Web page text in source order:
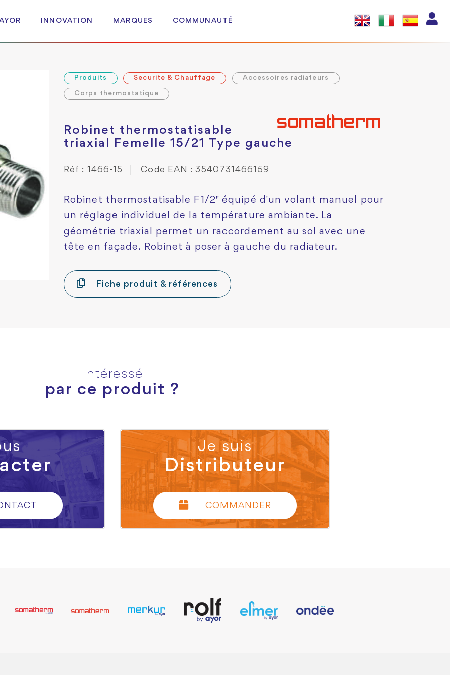
INNOVATION MARQUES COMMUNAUTÉ
Produits Securite & Chauffage Accessoires radiateurs
Corps thermostatique
Robinet thermostatisable
triaxial Femelle 15/21 Type gauche
Réf : 1466-15 Code EAN : 3540731466159
Robinet thermostatisable F1/2" équipé d'un volant manuel pour
un réglage individuel de la température ambiante. La
géométrie triaxial permet un raccordement au sol avec une
tête en façade. Robinet à poser à gauche du radiateur.
Fiche produit & références
Intéressé
par ce produit ?
Je suis
Distributeur
COMMANDER